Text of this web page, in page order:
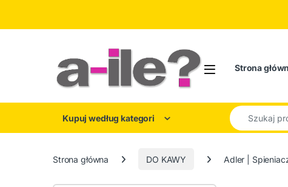
Strona
Kupuj według kategori
Search for:
Strona główna DO KAWY Adler |